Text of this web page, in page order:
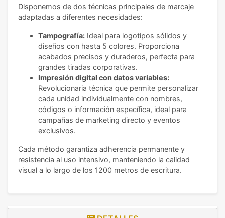
Disponemos de dos técnicas principales de marcaje
adaptadas a diferentes necesidades:
Tampografía: Ideal para logotipos sólidos y
diseños con hasta 5 colores. Proporciona
acabados precisos y duraderos, perfecta para
grandes tiradas corporativas.
Impresión digital con datos variables:
Revolucionaria técnica que permite personalizar
cada unidad individualmente con nombres,
códigos o información específica, ideal para
campañas de marketing directo y eventos
exclusivos.
Cada método garantiza adherencia permanente y
resistencia al uso intensivo, manteniendo la calidad
visual a lo largo de los 1200 metros de escritura.